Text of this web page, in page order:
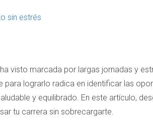
sin estrés
visto marcada por largas jornadas y
para lograrlo radica en identificar las
y equilibrado. En este artículo,
tu carrera sin sobrecargarte.